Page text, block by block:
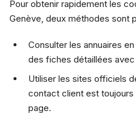
Pour obtenir rapidement les
Genève, deux méthodes sont
Consulter les annuaires
des fiches détaillées
Utiliser les sites officiels
contact client est
page.